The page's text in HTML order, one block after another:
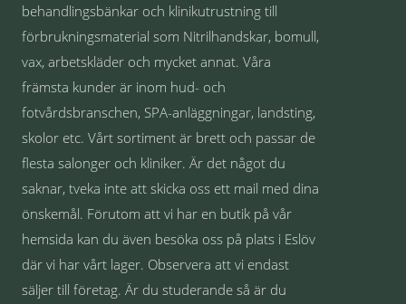
behandlingsbänkar och klinikutrustning till
förbrukningsmaterial som Nitrilhandskar, bomull,
vax, arbetskläder och mycket annat. Våra
främsta kunder är inom hud- och
fotvårdsbranschen, SPA-anläggningar, landsting,
skolor etc. Vårt sortiment är brett och passar de
flesta salonger och kliniker. Är det något du
saknar, tveka inte att skicka oss ett mail med dina
önskemål. Förutom att vi har en butik på vår
hemsida kan du även besöka oss på plats i Eslöv
där vi har vårt lager. Observera att vi endast
säljer till företag. Är du studerande så är du